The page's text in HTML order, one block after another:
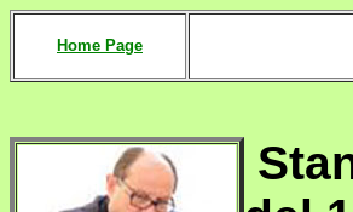
Home Page